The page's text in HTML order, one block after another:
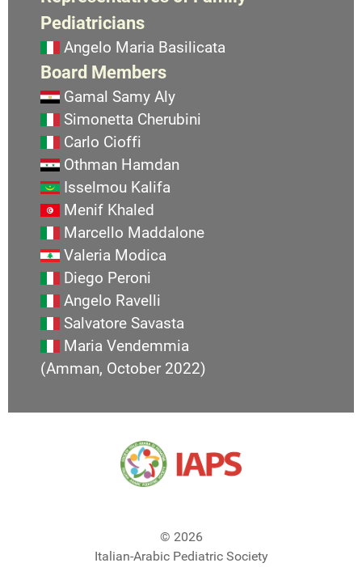
Pediatricians
Angelo Maria Basilicata
Board Members
Gamal Samy Aly
Simonetta Cherubini
Carlo Cioffi
Othman Hamdan
Isselmou Kalifa
Menif Khaled
Marcello Maddalone
Valeria Modica
Diego Peroni
Angelo Ravelli
Salvatore Savasta
Maria Vendemmia
(Amman, October 2022)
© 2026
Italian-Arabic Pediatric Society